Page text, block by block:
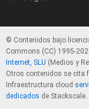
© Contenidos bajo
Commons (CC) 1995-
Internet, SLU (Medios y
Otros contenidos se cita
Infraestructura cloud
dedicados de Stackscale.